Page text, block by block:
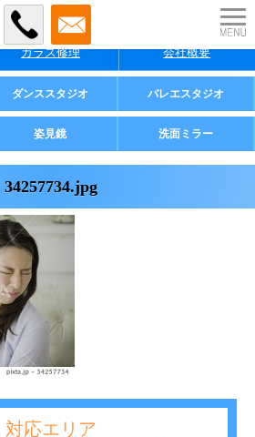
料金
ガラス修理 会社概要
ダンススタジオ バレエスタジオ
姿見鏡 洗面ミラー
34257734.jpg
対応エリア